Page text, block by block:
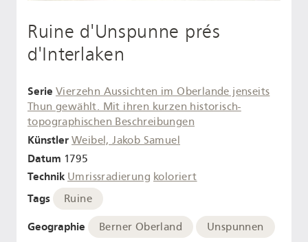
Ruine d'Unspunne prés
d'Interlaken
Serie Vierzehn Aussichten im Oberlande jenseits
Thun gewählt. Mit ihren kurzen historisch-
topographischen Beschreibungen
Künstler Weibel, Jakob Samuel
Datum 1795
Technik Umrissradierung koloriert
Tags Ruine
Geographie Berner Oberland Unspunnen